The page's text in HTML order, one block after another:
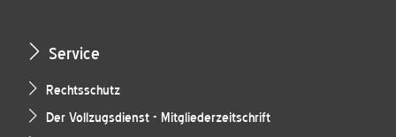
Service
Rechtsschutz
Der Vollzugsdienst - Mitgliederzeitschrift